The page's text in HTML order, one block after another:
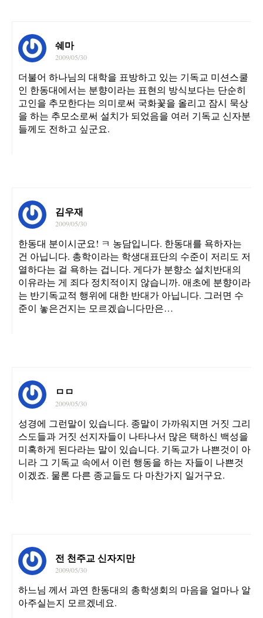
쉐마
2009/05/30
더불어 하나님의 대학을 표방하고 있는 기독교 미션스쿨
인 한동대에서는 분향이라는 표현의 방식보다는 단순히
고인을 추모한다는 의미로써 국화꽃을 올리고 잠시 묵상
을 하는 추모소로써 설치가 되었음을 여러 기독교 신자분
들께도 전하고 싶군요.
김우재
2009/05/30
한동대 분이시군요! ㅋ 농담입니다. 한동대를 욕하자는
건 아닙니다. 총학이라는 학생대표단의 수준이 저리도 저
열하다는 걸 욕하는 겁니다. 게다가 분향소 설치반대의
이유라는 게 죄다 정치적이지 않습니까. 애초에 분향이라
는 반기독교적 행위에 대한 반대가 아닙니다. 그러면 수
준이 놓은건지는 모르겠습니다만은…
ㅁㅁ
2009/05/30
성경에 그런말이 있습니다. 종말이 가까워지면 거짓 그리
스도들과 거짓 선지자들이 나타나서 많은 택하신 백성을
미혹하게 된다라는 말이 있습니다. 기독교가 나쁜것이 아
니라 그 기독교 속에서 이런 행동을 하는 자들이 나쁜것
이겠죠. 물론 다른 종교들도 다 마찬가지 일거구요.
전 천주교 신자지만
2009/05/30
하느님 께서 과연 한동대의 총학생회의 마음을 얼마나 알
아주실는지 모르겠네요.